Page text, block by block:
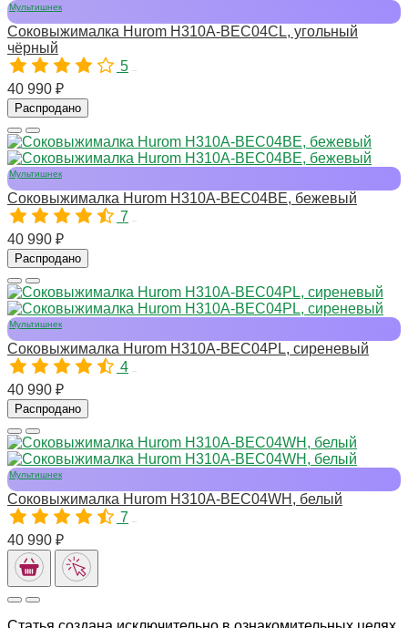
Мультишнек
Соковыжималка Hurom H310A-BEC04CL, угольный
чёрный
5
40 990 ₽
Распродано
Мультишнек
Соковыжималка Hurom H310A-BEC04BE, бежевый
7
40 990 ₽
Распродано
Мультишнек
Соковыжималка Hurom H310A-BEC04PL, сиреневый
4
40 990 ₽
Распродано
Мультишнек
Соковыжималка Hurom H310A-BEC04WH, белый
7
40 990 ₽